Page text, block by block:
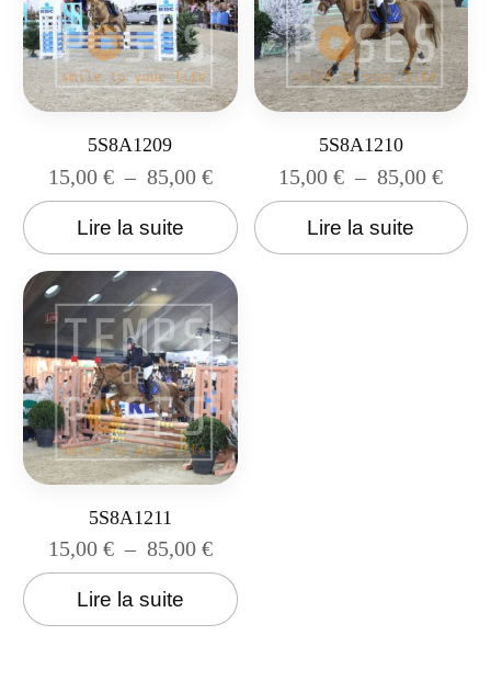
5S8A1209
15,00 € – 85,00 €
Lire la suite
5S8A1210
15,00€ – 85,00€
Lire la suite
5S8A1211
15,00 € – 85,00 €
Lire la suite